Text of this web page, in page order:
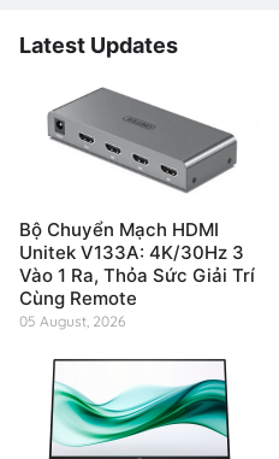
Latest Updates
Bộ Chuyển Mạch HDMI
Unitek V133A: 4K/30Hz 3
Vào 1 Ra, Thỏa Sức Giải Trí
Cùng Remote
05 August, 2026